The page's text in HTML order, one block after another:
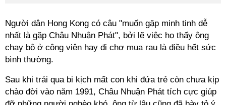
Người dân Hong Kong có câu "muốn gặp minh tinh dễ
nhất là gặp Châu Nhuận Phát", bởi lẽ việc họ thấy ông
chạy bộ ở công viên hay đi chợ mua rau là điều hết sức
bình thường.
Sau khi trải qua bi kịch mất con khi đứa trẻ còn chưa kịp
chào đời vào năm 1991, Châu Nhuận Phát tích cực giúp